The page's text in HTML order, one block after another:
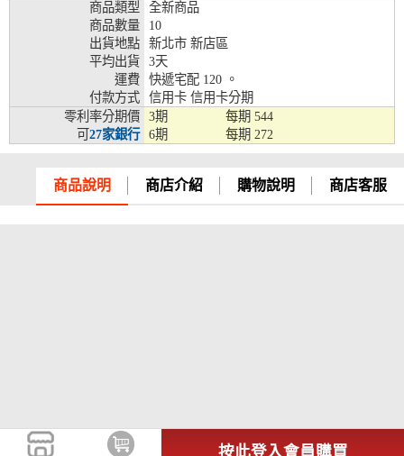
商品類型
全新商品
商品數量
10
出貨地點
新北市 新店區
平均出貨
3天
運費
快遞宅配 120 。
付款方式
信用卡 信用卡分期
零利率分期價
可27家銀行
3期 每期 544
6期
每期 272
商品說明 商店介紹 購物說明 商店客服
按此登入會員購買
銀、元大銀行、永豐銀行、玉山銀行、凱基銀
行、星展銀行、台新銀行、安泰銀行、中國信
託、台灣樂天、三信商銀
兆豐銀行、合作金庫、第一銀行、華南銀行、
彰化銀行、上海銀行、富邦銀行、國泰世華、
台灣企銀、台中銀行、匯豐銀行、華泰銀行、
臺灣新光銀行、陽信銀行、聯邦銀行、遠東商
銀、元大銀行、永豐銀行、玉山銀行、凱基銀
託、台灣樂天、三信商銀
兆豐銀行、合作金庫、第一銀行、華南銀行、